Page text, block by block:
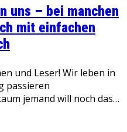
uns – bei manchen
mit einfachen
und Leser! Wir leben in
passieren
jemand will noch das…